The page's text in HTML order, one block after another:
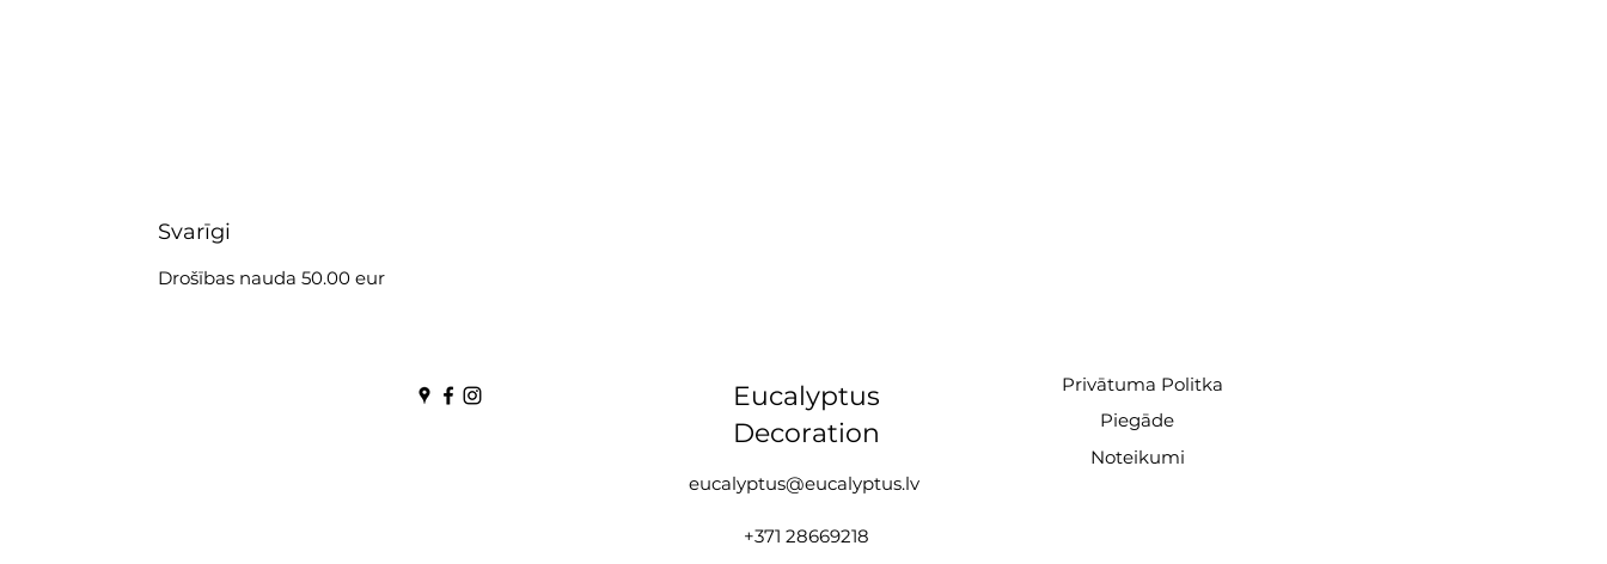
Svarīgi
Drošības nauda 50.00 eur
Eucalyptus
Decoration
eucalyptus@eucalyptus.lv
Privātuma Politka
Piegāde
Noteikumi
+371 28669218